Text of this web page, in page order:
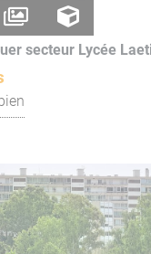
secteur Lycée